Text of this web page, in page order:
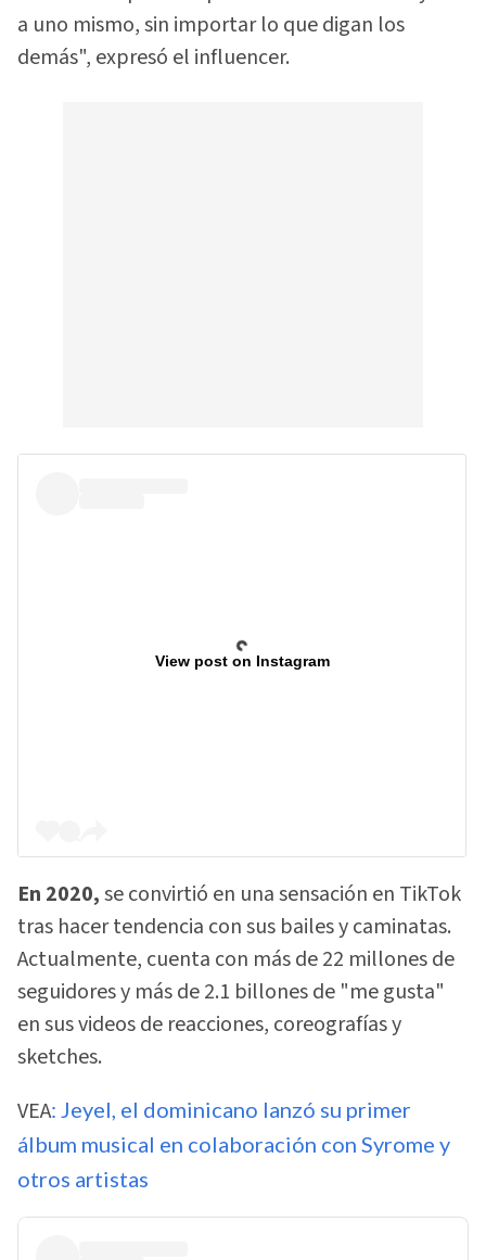
a uno mismo, sin importar lo que digan los
demás", expresó el influencer.
View post on Instagram
En 2020,se convirtió en una sensación en TikTok
tras hacer tendencia con sus bailes y caminatas.
Actualmente, cuenta con más de 22 millones de
seguidores y más de 2.1 billones de "me gusta"
en sus videos de reacciones, coreografías y
sketches.
VEA: Jeyel, el dominicano lanzó su primer
álbum musical en colaboración con Syrome y
otros artistas